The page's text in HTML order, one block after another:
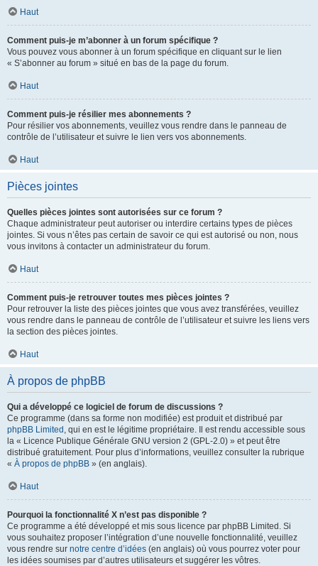
Haut
Comment puis-je m’abonner à un forum spécifique ?
Vous pouvez vous abonner à un forum spécifique en cliquant sur le lien
« S’abonner au forum » situé en bas de la page du forum.
Haut
Comment puis-je résilier mes abonnements ?
Pour résilier vos abonnements, veuillez vous rendre dans le panneau de
contrôle de l’utilisateur et suivre le lien vers vos abonnements.
Haut
Pièces jointes
Quelles pièces jointes sont autorisées sur ce forum ?
Chaque administrateur peut autoriser ou interdire certains types de pièces
jointes. Si vous n’êtes pas certain de savoir ce qui est autorisé ou non, nous
vous invitons à contacter un administrateur du forum.
Haut
Comment puis-je retrouver toutes mes pièces jointes ?
Pour retrouver la liste des pièces jointes que vous avez transférées, veuillez
vous rendre dans le panneau de contrôle de l’utilisateur et suivre les liens vers
la section des pièces jointes.
Haut
À propos de phpBB
Qui a développé ce logiciel de forum de discussions ?
Ce programme (dans sa forme non modifiée) est produit et distribué par
phpBB Limited , qui en est le légitime propriétaire. Il est rendu accessible sous
la « Licence Publique Générale GNU version 2 (GPL-2.0) » et peut être
distribué gratuitement. Pour plus d’informations, veuillez consulter la rubrique
« À propos de phpBB » (en anglais).
Haut
Pourquoi la fonctionnalité X n’est pas disponible ?
Ce programme a été développé et mis sous licence par phpBB Limited. Si
vous souhaitez proposer l’intégration d’une nouvelle fonctionnalité, veuillez
vous rendre sur notre centre d’idées (en anglais) où vous pourrez voter pour
les idées soumises par d’autres utilisateurs et suggérer les vôtres.